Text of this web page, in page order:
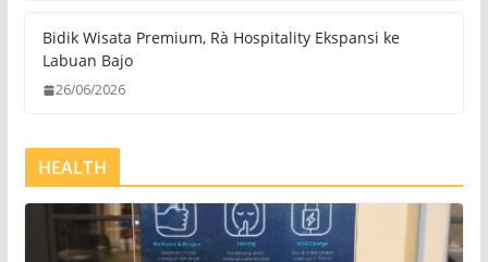
Bidik Wisata Premium, Rà Hospitality Ekspansi ke
Labuan Bajo
26/06/2026
HEALTH